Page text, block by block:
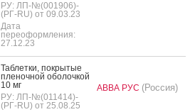
РУ: ЛП-№(001906)-
(РГ-RU) от 09.03.23
Дата
переоформления:
27.12.23
Таб­летки, пок­ры­тые
пле­ноч­ной обо­лоч­кой
10 мг
РУ: ЛП-№(011414)-
(РГ-RU) от 25.08.25
АВВА РУС (Россия)